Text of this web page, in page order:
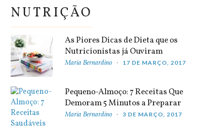
NUTRIÇÃO
As Piores Dicas de Dieta que os
Nutricionistas já Ouviram
Maria Bernardino 17 DE MARÇO, 2017
Pequeno-Almoço: 7 Receitas Que
Demoram 5 Minutos a Preparar
Maria Bernardino 3 DE MARÇO, 2017